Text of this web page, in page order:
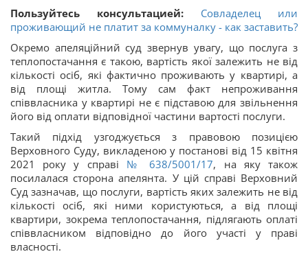
Пользуйтесь консультацией:
Совладелец или
проживающий не платит за коммуналку - как заставить?
Окремо апеляційний суд звернув увагу, що послуга з
теплопостачання є такою, вартість якої залежить не від
кількості осіб, які фактично проживають у квартирі, а
від площі житла. Тому сам факт непроживання
співвласника у квартирі не є підставою для звільнення
його від оплати відповідної частини вартості послуги.
Такий підхід узгоджується з правовою позицією
Верховного Суду, викладеною у постанові від 15 квітня
2021 року у справі № 638/5001/17, на яку також
посилалася сторона апелянта. У цій справі Верховний
Суд зазначав, що послуги, вартість яких залежить не від
кількості осіб, які ними користуються, а від площі
квартири, зокрема теплопостачання, підлягають оплаті
співвласником відповідно до його участі у праві
власності.